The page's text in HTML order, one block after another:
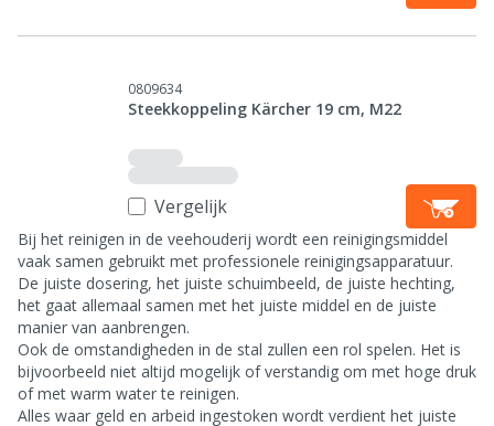
0809634
Steekkoppeling Kärcher 19 cm, M22
Vergelijk
Bij het reinigen in de veehouderij wordt een reinigingsmiddel
vaak samen gebruikt met professionele reinigingsapparatuur.
De juiste dosering, het juiste schuimbeeld, de juiste hechting,
het gaat allemaal samen met het juiste middel en de juiste
manier van aanbrengen.
Ook de omstandigheden in de stal zullen een rol spelen. Het is
bijvoorbeeld niet altijd mogelijk of verstandig om met hoge druk
of met warm water te reinigen.
Alles waar geld en arbeid ingestoken wordt verdient het juiste